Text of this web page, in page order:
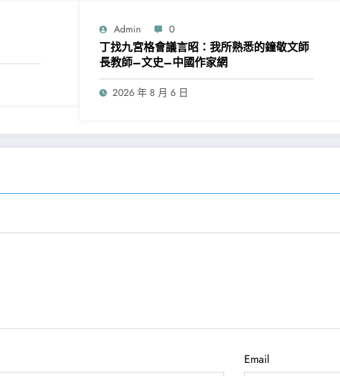
Admin 0
丁找九宮格會議言昭：我所熟悉的鐘敬文師
長教師–文史–中國作家網
2026 年 8 月 6 日
Email